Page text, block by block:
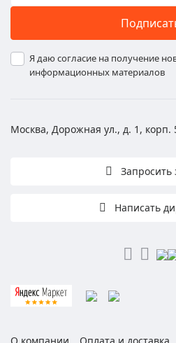
Я даю согласие на получение
информационных материалов
Москва, Дорожная ул., д. 1, корп.
Запросить
Написать